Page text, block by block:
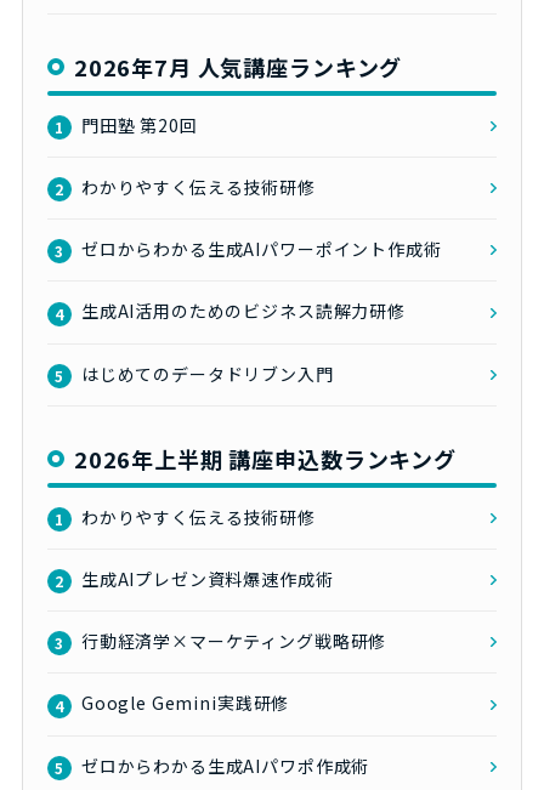
2026年7月 人気講座ランキング
1 門田塾 第20回
2 わかりやすく伝える技術研修
3 ゼロからわかる生成AIパワーポイント作成術
4 生成AI活用のためのビジネス読解力研修
5 はじめてのデータドリブン入門
2026年上半期 講座申込数ランキング
1 わかりやすく伝える技術研修
2 生成AIプレゼン資料爆速作成術
3 行動経済学×マーケティング戦略研修
4 Google Gemini実践研修
5 ゼロからわかる生成AIパワポ作成術